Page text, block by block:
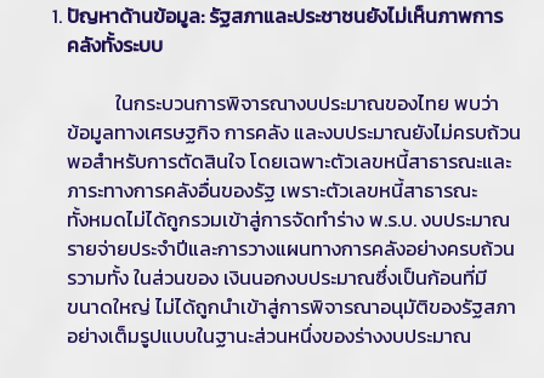
ปัญหาด้านข้อมูล: รัฐสภาและประชาชนยังไม่เห็นภาพการ
คลังทั้งระบบ
ในกระบวนการพิจารณางบประมาณของไทย พบว่า
ข้อมูลทางเศรษฐกิจ การคลัง และงบประมาณยังไม่ครบถ้วน
พอสำหรับการตัดสินใจ โดยเฉพาะตัวเลขหนี้สาธารณะและ
ภาระทางการคลังอื่นของรัฐ เพราะตัวเลขหนี้สาธารณะ
ทั้งหมดไม่ได้ถูกรวมเข้าสู่การจัดทำร่าง พ.ร.บ. งบประมาณ
รายจ่ายประจำปีและการวางแผนทางการคลังอย่างครบถ้วน
รวามทั้ง ในส่วนของ เงินนอกงบประมาณซึ่งเป็นก้อนที่มี
ขนาดใหญ่ ไม่ได้ถูกนำเข้าสู่การพิจารณาอนุมัติของรัฐสภา
อย่างเต็มรูปแบบในฐานะส่วนหนึ่งของร่างงบประมาณ